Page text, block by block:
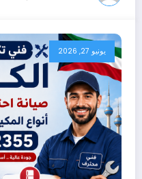
يونيو 27, 2026